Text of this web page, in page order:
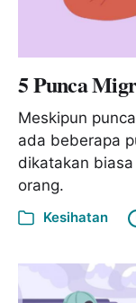
5 Punca
Meskipun
ada beberapa
dikatakan
orang.
Kesihatan